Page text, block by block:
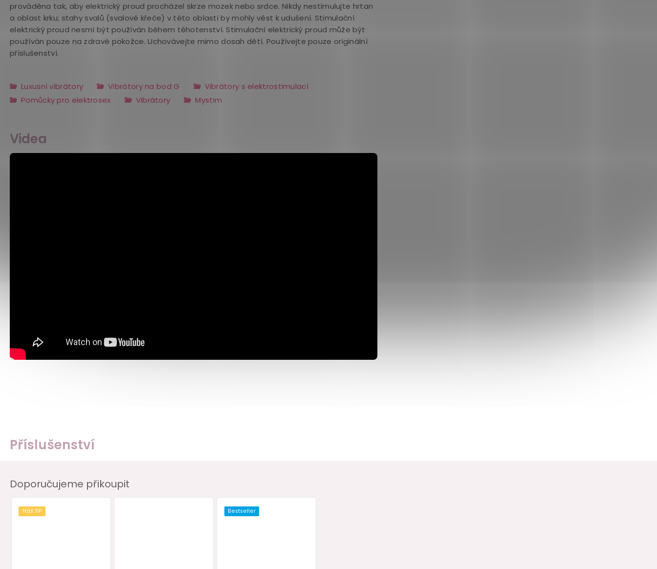
Příslušenství
prováděna tak, aby elektrický proud procházel skrze mozek nebo srdce. Nikdy nestimulujte hrtan
a oblast krku; stahy svalů (svalové křeče) v této oblasti by mohly vést k udušení. Stimulační
elektrický proud nesmí být používán během těhotenství. Stimulační elektrický proud může být
používán pouze na zdravé pokožce. Uchovávejte mimo dosah dětí. Používejte pouze originální
příslušenství.
Luxusní vibrátory Vibrátory na bod G
Vibrátory s elektrostimulací
Pomůcky pro elektrosex
Vibrátory Mystim
Videa
Doporučujeme přikoupit